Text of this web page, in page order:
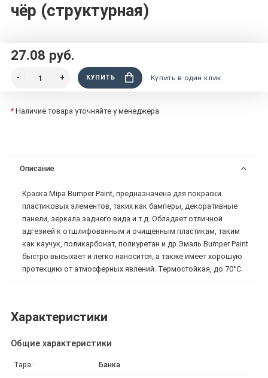
чёр (структурная)
27.08 руб.
КУПИТЬ Купить в один клик
* Наличие товара уточняйте у менеджера
Описание
Краска Mipa Bumper Paint, предназначена для покраски
пластиковых элементов, таких как бамперы, декоративные
панели, зеркала заднего вида и т.д. Обладает отличной
адгезией к отшлифованным и очищенным пластикам, таким
как каучук, поликарбонат, полиуретан и др.Эмаль Bumper Paint
быстро высыхает и легко наносится, а также имеет хорошую
протекцию от атмосферных явлений. Термостойкая, до 70°C.
Характеристики
Общие характеристики
Тара: Банка